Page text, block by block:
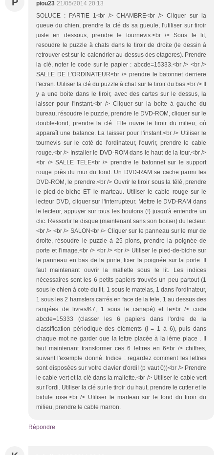
piou23 21/05/2014 20:13
SOLUCE : PARTIE 1<br /> CHAMBRE<br /> Cliquer sur la
queue du chien, prendre la clé ds sa gueule, l'utiliser sur tiroir
juste en dessous, prendre le tournevis.<br /> Sous le lit,
resoudre le puzzle à chats dans le tiroir de droite (le dessin à
retrouver est sur le calendrier au-dessus des etageres). Prendre
la clé, noter le code sur le papier : abcde=15333.<br /> <br />
SALLE DE L'ORDINATEUR<br /> prendre le batonnet derriere
l'ecran. Utiliser la clé du puzzle à chat sur le tiroir du bas.<br /> Il
y a une boite dans le tiroir, avec des cartes sur le dessus, la
laisser pour l'instant.<br /> Cliquer sur la boite à gauche du
bureau, résoudre le puzzle, prendre le DVD-ROM, cliquer sur le
double-fond, prendre la clé. Elle ouvre le tiroir du milieu, où
apparaît une balance. La laisser pour l'instant.<br /> Utiliser le
tournevis sur le coté de l'ordinateur, l'ouvrir, prendre le cable
rouge.<br /> Installer le DVD-ROM dans le haut de la tour.<br />
<br /> SALLE TELE<br /> prendre le batonnet sur le support
rouge près du mur du fond. Un DVD-RAM se cache parmi les
DVD-ROM, le prendre.<br /> Ouvrir le tiroir sous la télé, prendre
le pied-de-biche ET le marteau. Utiliser le cable rouge sur le
lecteur DVD, cliquer sur l'interrupteur. Mettre le DVD-RAM dans
le lecteur, appuyer sur tous les boutons (!) jusqu'à entendre un
clic. Ressortir le disque (maintenant sans son boitier) du lecteur.
<br /> <br /> SALON<br /> Cliquer sur le panneau sur le mur de
droite, résoudre le puzzle à 25 pions, prendre la poignée de
porte et l'image.<br /> <br /> <br /> Utiliser le pied-de-biche sur
le panneau en bas de la porte, fixer la poignée sur la porte. Il
faut maintenant ouvrir la mallette sous le lit. Les indices
nécessaires sont les 6 petits papiers trouvés un peu partout (1
sous le chien à cote du lit, 1 sous le matelas, 1 dans l'ordinateur,
1 sous les 2 hamsters carrés en face de la tele, 1 au dessus des
rangées de livres/K7, 1 sous le canapé) et le<br /> code
abcde=15333 (classer les 6 papiers dans l'ordre de la
classification périodique des éléments (i = 1 à 6), puis dans
chaque mot ne garder que la lettre placée à la iéme place . Il
faut maintenant transformer ces 6 lettres en 6<br /> chiffres,
suivant l'exemple donné. Indice : regardez comment les lettres
sont disposées sur votre clavier d'ordi! (p vaut 0))<br /> Prendre
le cable vert et la clé dans la mallette.<br /> Utiliser le cable vert
sur l'ordi. Utiliser la clé sur le tiroir du haut, prendre le cutter et le
bidule rose.<br /> Utiliser le marteau sur le fond du tiroir du
milieu, prendre le cable marron.
Répondre